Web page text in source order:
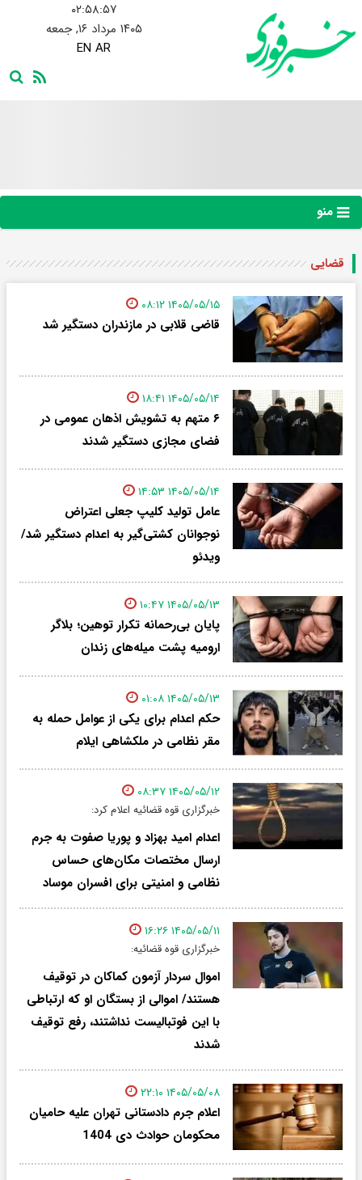
۰۲:۵۸:۵۷
۱۴۰۵ مرداد ۱۶, جمعه
EN AR
منو
قضایی
۱۴۰۵/۰۵/۱۵ ۰۸:۱۲
قاضی قلابی در مازندران دستگیر شد
۱۴۰۵/۰۵/۱۴ ۱۸:۴۱
۶ متهم به تشویش اذهان عمومی در
فضای مجازی دستگیر شدند
۱۴۰۵/۰۵/۱۴ ۱۴:۵۳
عامل تولید کلیپ جعلی اعتراض
نوجوانان کشتی‌گیر به اعدام دستگیر شد/
ویدئو
۱۴۰۵/۰۵/۱۳ ۱۰:۴۷
پایان بی‌رحمانه تکرار توهین؛ بلاگر
ارومیه پشت میله‌های زندان
۱۴۰۵/۰۵/۱۳ ۰۱:۰۸
حکم اعدام برای یکی از عوامل حمله به
مقر نظامی در ملکشاهی ایلام
۱۴۰۵/۰۵/۱۲ ۰۸:۳۷
خبرگزاری قوه قضائیه اعلام کرد:
اعدام امید بهزاد و پوریا صفوت به جرم
ارسال مختصات مکان‌های حساس
نظامی و امنیتی برای افسران موساد
۱۴۰۵/۰۵/۱۱ ۱۶:۲۶
خبرگزاری قوه قضائیه:
اموال سردار آزمون کماکان در توقیف
هستند/ اموالی از بستگان او که ارتباطی
با این فوتبالیست نداشتند، رفع توقیف
شدند
۱۴۰۵/۰۵/۰۸ ۲۲:۱۰
اعلام جرم دادستانی تهران علیه حامیان
محکومان حوادث دی 1404